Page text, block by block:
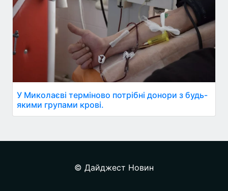
У Миколаєві терміново потрібні донори з будь-
якими групами крові.
© Дайджест Новин